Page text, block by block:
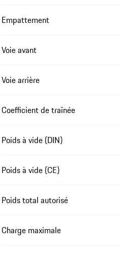
Empattement
Voie avant
Voie arrière
Coefficient de traînée
Poids à vide (DIN)
Poids à vide (CE)
Poids total autorisé
Charge maximale